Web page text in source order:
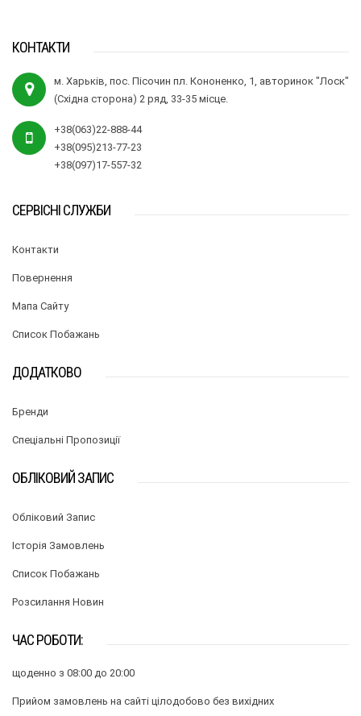
КОНТАКТИ
м. Харьків, пос. Пісочин пл. Кононенко, 1, авторинок "Лоск"
(Східна сторона) 2 ряд, 33-35 місце.
+38(063)22-888-44
+38(095)213-77-23
+38(097)17-557-32
СЕРВІСНІ СЛУЖБИ
Контакти
Повернення
Мапа Сайту
Список Побажань
ДОДАТКОВО
Бренди
Спеціальні Пропозиції
ОБЛІКОВИЙ ЗАПИС
Обліковий Запис
Історія Замовлень
Список Побажань
Розсилання Новин
ЧАС РОБОТИ:
щоденно з 08:00 до 20:00
Прийом замовлень на сайті цілодобово без вихідних